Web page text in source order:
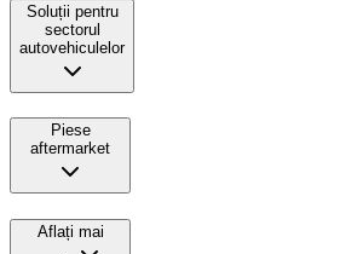
Soluții pentru
sectorul
autovehiculelor
Piese
aftermarket
Aflați mai